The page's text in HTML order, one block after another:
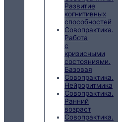
Развитие
когнитивных
способностей
Совопрактика.
Работа
с
кризисными
состояниями.
Базовая
Совопрактика.
Нейроритмика
Совопрактика.
Ранний
возраст
Совопрактика.